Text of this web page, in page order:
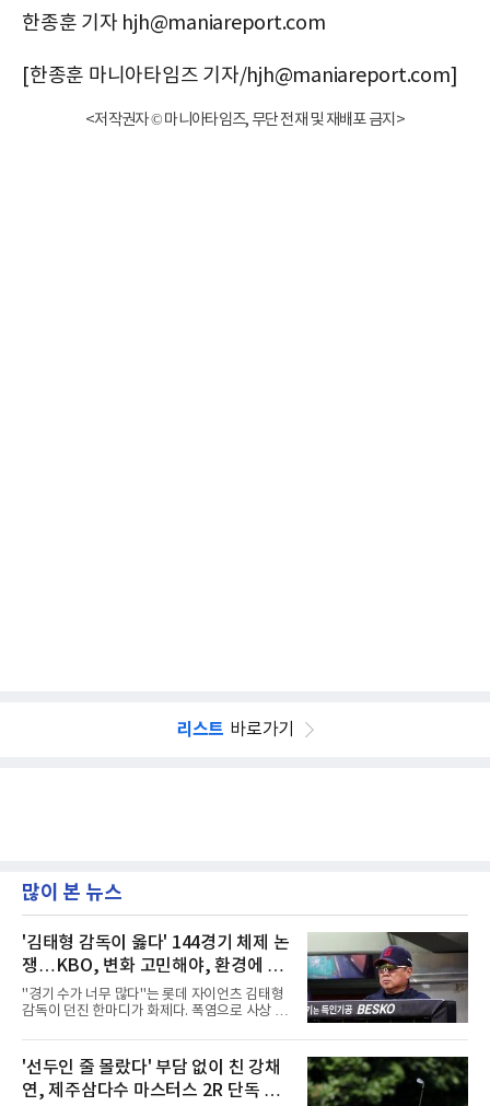
한종훈 기자 hjh@maniareport.com
[한종훈 마니아타임즈 기자/hjh@maniareport.com]
<저작권자 © 마니아타임즈, 무단 전재 및 재배포 금지>
리스트 바로가기
많이 본 뉴스
'김태형 감독이 옳다' 144경기 체제 논
쟁…KBO, 변화 고민해야, 환경에 맞
는 경기 수가 바람직
"경기 수가 너무 많다"는 롯데 자이언츠 김태형
감독이 던진 한마디가 화제다. 폭염으로 사상 초
독은 단순히 더위를 이야기하지 않았다. 우천,
폭염, 부상 등 변수가 늘어나는 현실에서 현재
팀당 144경기 체제가 과연 지속 가능한지 질문
을 던졌다.물론 144경기가 세계적으로 특별히
'선두인 줄 몰랐다' 부담 없이 친 강채
연, 제주삼다수 마스터스 2R 단독 선